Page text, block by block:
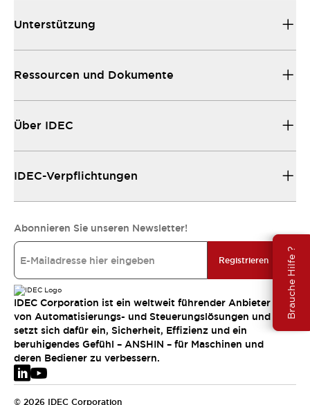
Brauche Hilfe ?
Unterstützung
Ressourcen und Dokumente
Über IDEC
IDEC-Verpflichtungen
Abonnieren Sie unseren Newsletter!
Registrieren
IDEC Corporation ist ein weltweit führender Anbieter
von Automatisierungs- und Steuerungslösungen und
setzt sich dafür ein, Sicherheit, Effizienz und ein
beruhigendes Gefühl – ANSHIN – für Maschinen und
deren Bediener zu verbessern.
© 2026 IDEC Corporation